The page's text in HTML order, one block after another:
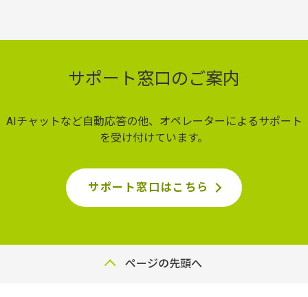
サポート窓口のご案内
AIチャットなど自動応答の他、オペレーターによるサポート
を受け付けています。
サポート窓口はこちら
ページの先頭へ